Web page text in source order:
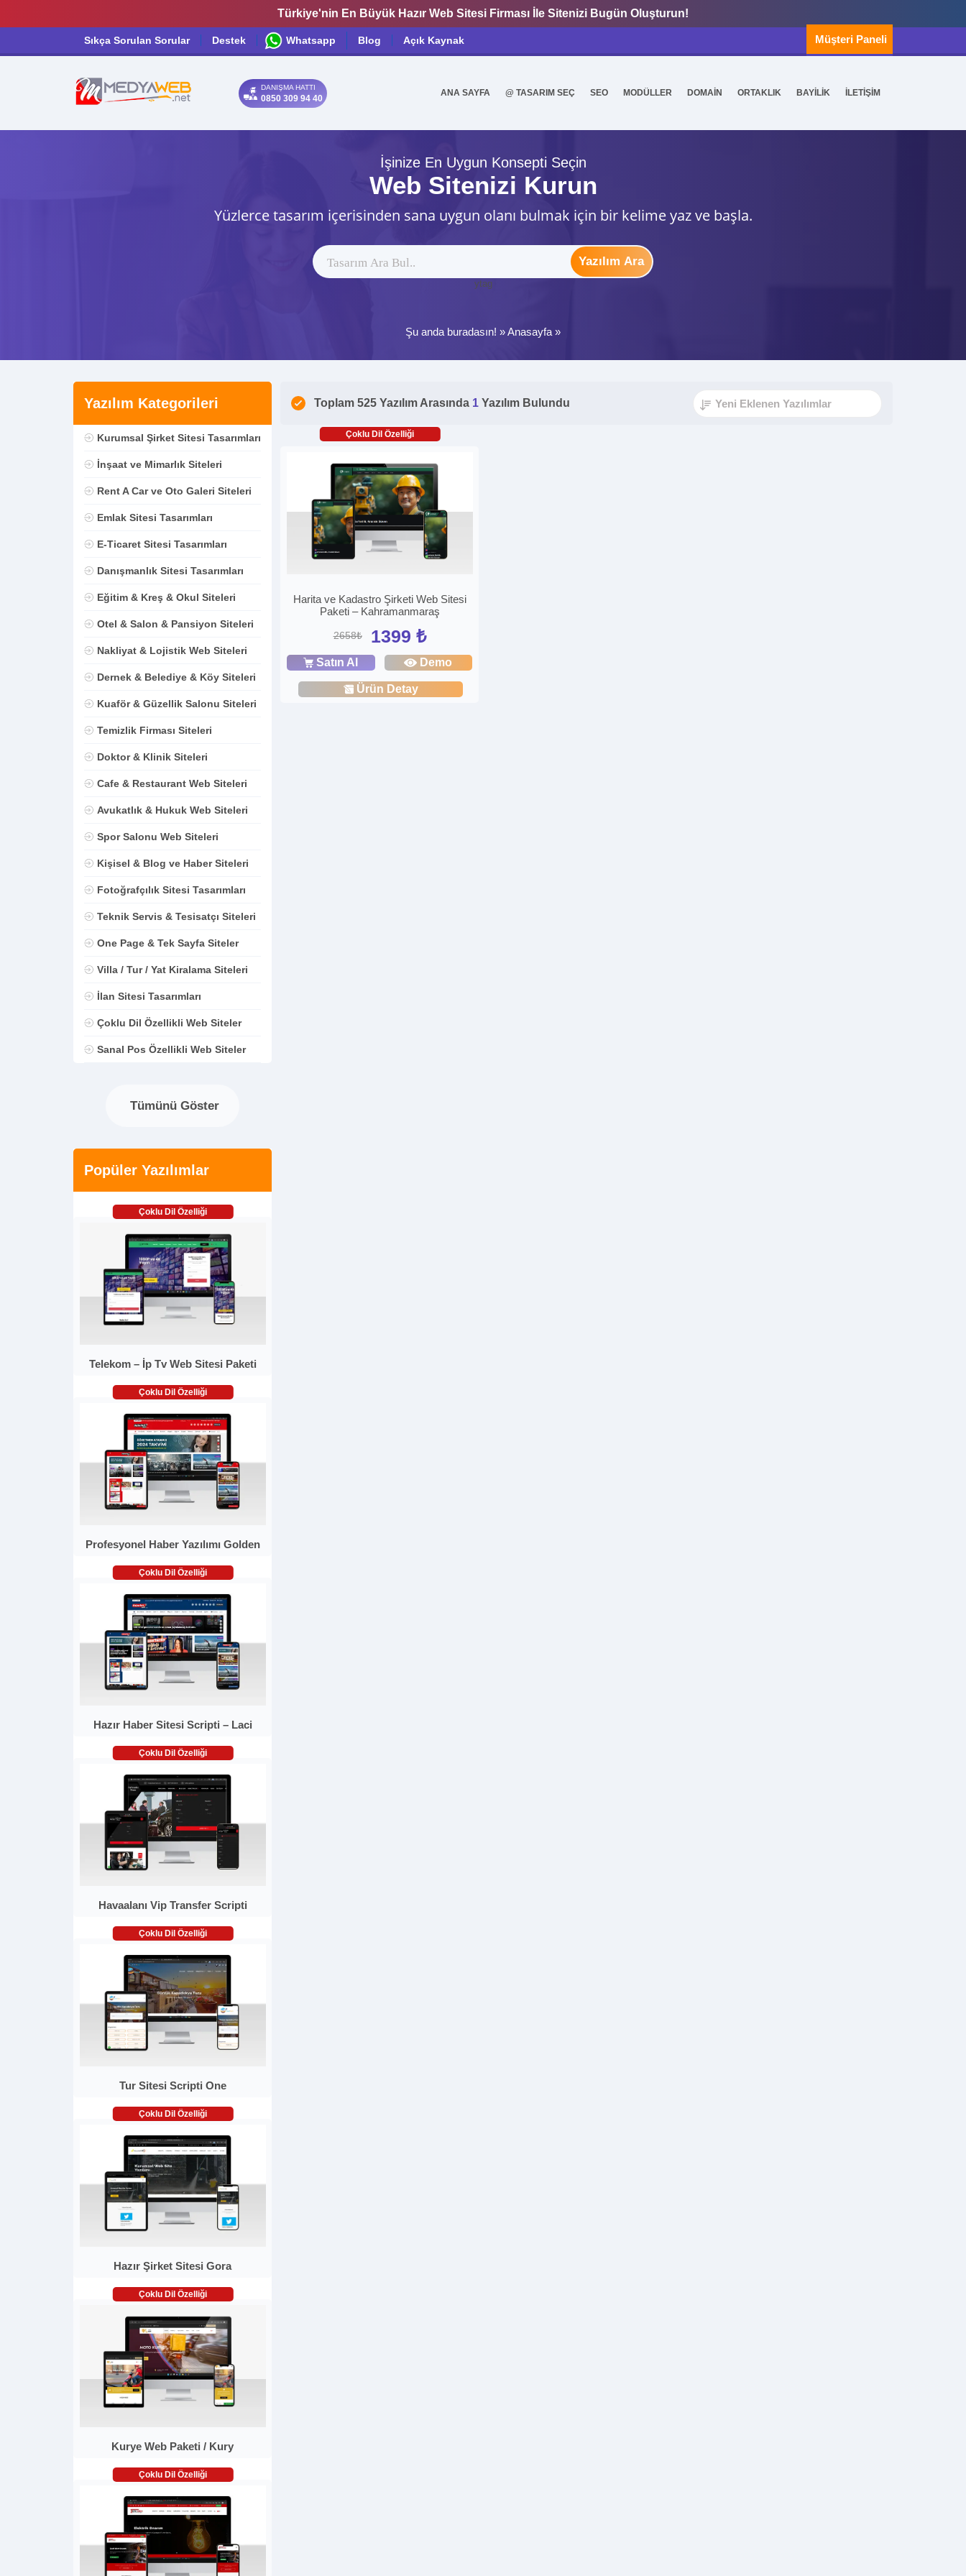
Türkiye'nin En Büyük Hazır Web Sitesi Firması İle Sitenizi Bugün Oluşturun!
Sıkça Sorulan Sorular Destek Whatsapp Blog Açık Kaynak Müşteri Paneli
DANIŞMA HATTI
0850 309 94 40
ANA SAYFA @ TASARIM SEÇ SEO MODÜLLER DOMAİN ORTAKLIK BAYİLİK İLETİŞİM
İşinize En Uygun Konsepti Seçin
Web Sitenizi Kurun
Yüzlerce tasarım içerisinden sana uygun olanı bulmak için bir kelime yaz ve başla.
Yazılım Ara
ytag
Şu anda buradasın! »Anasayfa »
Yazılım Kategorileri
Kurumsal Şirket Sitesi Tasarımları
İnşaat ve Mimarlık Siteleri
Rent A Car ve Oto Galeri Siteleri
Emlak Sitesi Tasarımları
E-Ticaret Sitesi Tasarımları
Danışmanlık Sitesi Tasarımları
Eğitim & Kreş & Okul Siteleri
Otel & Salon & Pansiyon Siteleri
Nakliyat & Lojistik Web Siteleri
Dernek & Belediye & Köy Siteleri
Kuaför & Güzellik Salonu Siteleri
Temizlik Firması Siteleri
Doktor & Klinik Siteleri
Cafe & Restaurant Web Siteleri
Avukatlık & Hukuk Web Siteleri
Spor Salonu Web Siteleri
Kişisel & Blog ve Haber Siteleri
Fotoğrafçılık Sitesi Tasarımları
Teknik Servis & Tesisatçı Siteleri
One Page & Tek Sayfa Siteler
Villa / Tur / Yat Kiralama Siteleri
İlan Sitesi Tasarımları
Çoklu Dil Özellikli Web Siteler
Sanal Pos Özellikli Web Siteler
Tümünü Göster
Popüler Yazılımlar
Çoklu Dil Özelliği
Telekom – İp Tv Web Sitesi Paketi
Çoklu Dil Özelliği
Profesyonel Haber Yazılımı Golden
Çoklu Dil Özelliği
Hazır Haber Sitesi Scripti – Laci
Çoklu Dil Özelliği
Havaalanı Vip Transfer Scripti
Çoklu Dil Özelliği
Tur Sitesi Scripti One
Çoklu Dil Özelliği
Hazır Şirket Sitesi Gora
Çoklu Dil Özelliği
Kurye Web Paketi / Kury
Çoklu Dil Özelliği
Toplam 525 Yazılım Arasında 1 Yazılım Bulundu
Çoklu Dil Özelliği
Harita ve Kadastro Şirketi Web Sitesi
Paketi – Kahramanmaraş
2658₺ 1399 ₺
Satın Al Demo
Ürün Detay